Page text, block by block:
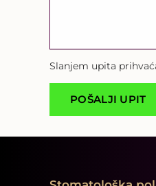
Slanjem upita